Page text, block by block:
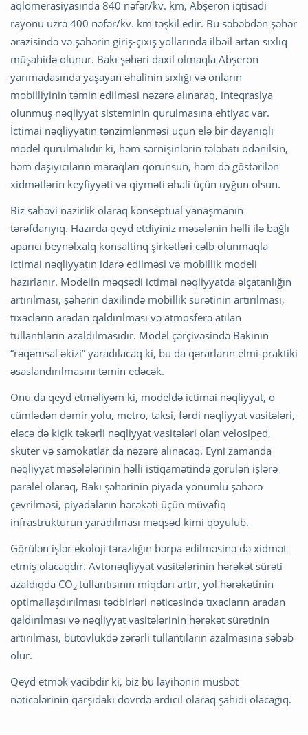
aqlomerasiyasında 840 nəfər/kv. km, Abşeron iqtisadi
rayonu üzrə 400 nəfər/kv. km təşkil edir. Bu səbəbdən şəhər
ərazisində və şəhərin giriş-çıxış yollarında ilbəil artan sıxlıq
müşahidə olunur. Bakı şəhəri daxil olmaqla Abşeron
yarımadasında yaşayan əhalinin sıxlığı və onların
mobilliyinin təmin edilməsi nəzərə alınaraq, inteqrasiya
olunmuş nəqliyyat sisteminin qurulmasına ehtiyac var.
İctimai nəqliyyatın tənzimlənməsi üçün elə bir dayanıqlı
model qurulmalıdır ki, həm sərnişinlərin tələbatı ödənilsin,
həm daşıyıcıların maraqları qorunsun, həm də göstərilən
xidmətlərin keyfiyyəti və qiyməti əhali üçün uyğun olsun.
Biz sahəvi nazirlik olaraq konseptual yanaşmanın
tərəfdarıyıq. Hazırda qeyd etdiyiniz məsələnin həlli ilə bağlı
aparıcı beynəlxalq konsaltinq şirkətləri cəlb olunmaqla
ictimai nəqliyyatın idarə edilməsi və mobillik modeli
hazırlanır. Modelin məqsədi ictimai nəqliyyatda əlçatanlığın
artırılması, şəhərin daxilində mobillik sürətinin artırılması,
tıxacların aradan qaldırılması və atmosferə atılan
tullantıların azaldılmasıdır. Model çərçivəsində Bakının
“rəqəmsal əkizi” yaradılacaq ki, bu da qərarların elmi-praktiki
əsaslandırılmasını təmin edəcək.
Onu da qeyd etməliyəm ki, modeldə ictimai nəqliyyat, o
cümlədən dəmir yolu, metro, taksi, fərdi nəqliyyat vasitələri,
eləcə də kiçik təkərli nəqliyyat vasitələri olan velosiped,
skuter və samokatlar da nəzərə alınacaq. Eyni zamanda
nəqliyyat məsələlərinin həlli istiqamətində görülən işlərə
paralel olaraq, Bakı şəhərinin piyada yönümlü şəhərə
çevrilməsi, piyadaların hərəkəti üçün müvafiq
infrastrukturun yaradılması məqsəd kimi qoyulub.
Görülən işlər ekoloji tarazlığın bərpa edilməsinə də xidmət
etmiş olacaqdır. Avtonəqliyyat vasitələrinin hərəkət sürəti
azaldıqda СО2 tullantısının miqdarı artır, yol hərəkətinin
optimallaşdırılması tədbirləri nəticəsində tıxacların aradan
qaldırılması və nəqliyyat vasitələrinin hərəkət sürətinin
artırılması, bütövlükdə zərərli tullantıların azalmasına səbəb
olur.
Qeyd etmək vacibdir ki, biz bu layihənin müsbət
nəticələrinin qarşıdakı dövrdə ardıcıl olaraq şahidi olacağıq.